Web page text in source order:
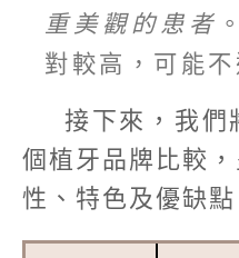
重美觀的患者
對較高，可能
接下來，我們
個植牙品牌比較
性、特色及優缺點